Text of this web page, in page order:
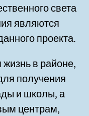
света
являются
проекта.
в районе,
получения
и школы, а
центрам,